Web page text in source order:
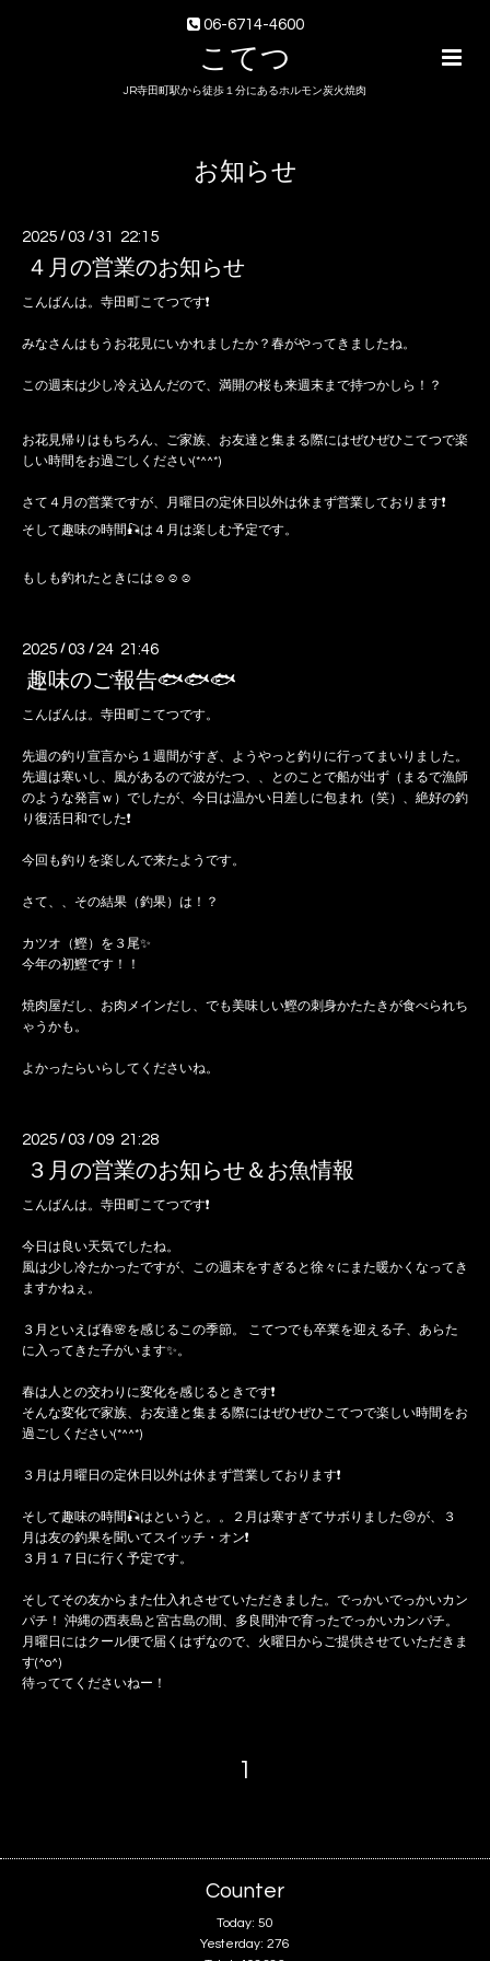
06-6714-4600
こてつ
JR寺田町駅から徒歩１分にあるホルモン炭火焼肉
お知らせ
2025 /03 /31 22:15
４月の営業のお知らせ
こんばんは。寺田町こてつです❗️
みなさんはもうお花見にいかれましたか？春がやってきましたね。
この週末は少し冷え込んだので、満開の桜も来週末まで持つかしら！？
お花見帰りはもちろん、ご家族、お友達と集まる際にはぜひぜひこてつで楽
しい時間をお過ごしください(*^^*)
さて４月の営業ですが、月曜日の定休日以外は休まず営業しております❗️
そして趣味の時間🎣は４月は楽しむ予定です。
もしも釣れたときには☺️☺️☺️
2025 /03 / 24 21:46
趣味のご報告🐟🐟🐟
こんばんは。寺田町こてつです。
先週の釣り宣言から１週間がすぎ、ようやっと釣りに行ってまいりました。
先週は寒いし、風があるので波がたつ、、とのことで船が出ず（まるで漁師
のような発言ｗ）でしたが、今日は温かい日差しに包まれ（笑）、絶好の釣
り復活日和でした❗️
今回も釣りを楽しんで来たようです。
さて、、その結果（釣果）は！？
カツオ（鰹）を３尾✨️
今年の初鰹です！！
焼肉屋だし、お肉メインだし、でも美味しい鰹の刺身かたたきが食べられち
ゃうかも。
よかったらいらしてくださいね。
2025 /03 /09 21:28
３月の営業のお知らせ＆お魚情報
こんばんは。寺田町こてつです❗️
今日は良い天気でしたね。
風は少し冷たかったですが、この週末をすぎると徐々にまた暖かくなってき
ますかねぇ。
３月といえば春🌸を感じるこの季節。 こてつでも卒業を迎える子、あらた
に入ってきた子がいます✨️。
春は人との交わりに変化を感じるときです❗️
そんな変化で家族、お友達と集まる際にはぜひぜひこてつで楽しい時間をお
過ごしください(*^^*)
３月は月曜日の定休日以外は休まず営業しております❗️
そして趣味の時間🎣はというと。。２月は寒すぎてサボりました😢が、３
月は友の釣果を聞いてスイッチ・オン❗️
３月１７日に行く予定です。
そしてその友からまた仕入れさせていただきました。でっかいでっかいカン
パチ！ 沖縄の西表島と宮古島の間、多良間沖で育ったでっかいカンパチ。
月曜日にはクール便で届くはずなので、火曜日からご提供させていただきま
す(^o^)
待っててくださいねー！
1
Counter
Today: 50
Yesterday: 276